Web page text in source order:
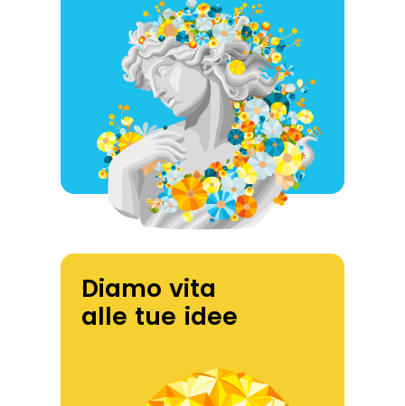
Diamo vita
alle tue idee